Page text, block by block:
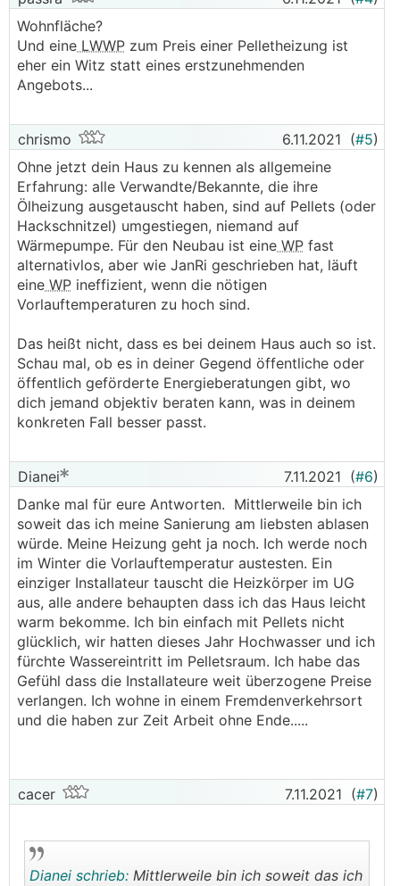
Wohnfläche?
Und eine LWWP zum Preis einer Pelletheizung ist
eher ein Witz statt eines erstzunehmenden
Angebots...
chrismo 6.11.2021 (#5)
Ohne jetzt dein Haus zu kennen als allgemeine
Erfahrung: alle Verwandte/Bekannte, die ihre
Ölheizung ausgetauscht haben, sind auf Pellets (oder
Hackschnitzel) umgestiegen, niemand auf
Wärmepumpe. Für den Neubau ist eine WP fast
alternativlos, aber wie JanRi geschrieben hat, läuft
eine WP ineffizient, wenn die nötigen
Vorlauftemperaturen zu hoch sind.
Das heißt nicht, dass es bei deinem Haus auch so ist.
Schau mal, ob es in deiner Gegend öffentliche oder
öffentlich geförderte Energieberatungen gibt, wo
dich jemand objektiv beraten kann, was in deinem
konkreten Fall besser passt.
Dianei 7.11.2021 (#6)
Danke mal für eure Antworten. Mittlerweile bin ich
soweit das ich meine Sanierung am liebsten ablasen
würde. Meine Heizung geht ja noch. Ich werde noch
im Winter die Vorlauftemperatur austesten. Ein
einziger Installateur tauscht die Heizkörper im UG
aus, alle andere behaupten dass ich das Haus leicht
warm bekomme. Ich bin einfach mit Pellets nicht
glücklich, wir hatten dieses Jahr Hochwasser und ich
fürchte Wassereintritt im Pelletsraum. Ich habe das
Gefühl dass die Installateure weit überzogene Preise
verlangen. Ich wohne in einem Fremdenverkehrsort
und die haben zur Zeit Arbeit ohne Ende.....
cacer 7.11.2021 (#7)
Dianei schrieb: Mittlerweile bin ich soweit das ich